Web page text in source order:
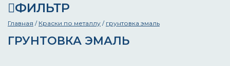
ФИЛЬТР
Главная / Краски по металлу / грунтовка эмаль
ГРУНТОВКА ЭМАЛЬ